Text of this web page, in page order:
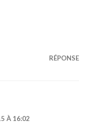
RÉPONSE
À 16:02